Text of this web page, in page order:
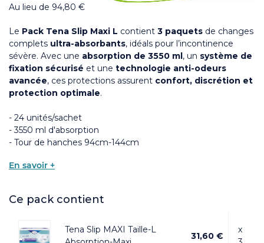
Au lieu de 94,80 €
Le Pack Tena Slip Maxi L contient 3 paquets de changes
complets ultra-absorbants, idéals pour l’incontinence
sévère. Avec une absorption de 3550 ml, un système de
fixation sécurisé et une technologie anti-odeurs
avancée, ces protections assurent confort, discrétion et
protection optimale.
- 24 unités/sachet
- 3550 ml d'absorption
- Tour de hanches 94cm-144cm
En savoir +
Ce pack contient
Tena Slip MAXI Taille-L
31,60 €
x